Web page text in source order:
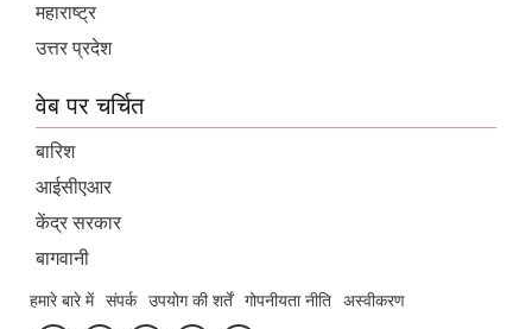
महाराष्ट्र
उत्तर प्रदेश
वेब पर चर्चित
बारिश
आईसीएआर
केंद्र सरकार
बागवानी
हमारे बारे में संपर्क उपयोग की शर्तें गोपनीयता नीति अस्वीकरण